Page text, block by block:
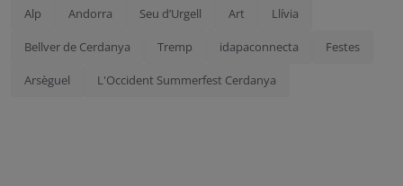
Alp Andorra Seu d’Urgell Art Llívia
Bellver de Cerdanya Tremp idapaconnecta Festes
Arsèguel L'Occident Summerfest Cerdanya